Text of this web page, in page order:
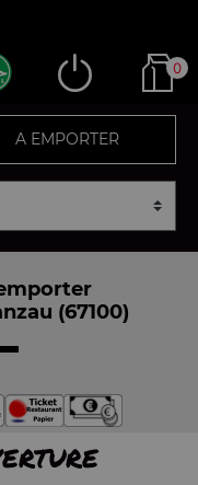
0
A EMPORTER
(67100)